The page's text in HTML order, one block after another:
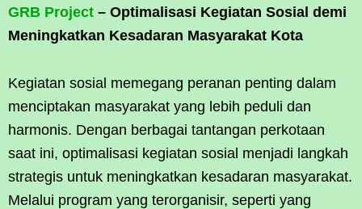
GRB Project – Optimalisasi Kegiatan Sosial demi
Meningkatkan Kesadaran Masyarakat Kota
Kegiatan sosial memegang peranan penting dalam
menciptakan masyarakat yang lebih peduli dan
harmonis. Dengan berbagai tantangan perkotaan
saat ini, optimalisasi kegiatan sosial menjadi langkah
strategis untuk meningkatkan kesadaran masyarakat.
Melalui program yang terorganisir, seperti yang